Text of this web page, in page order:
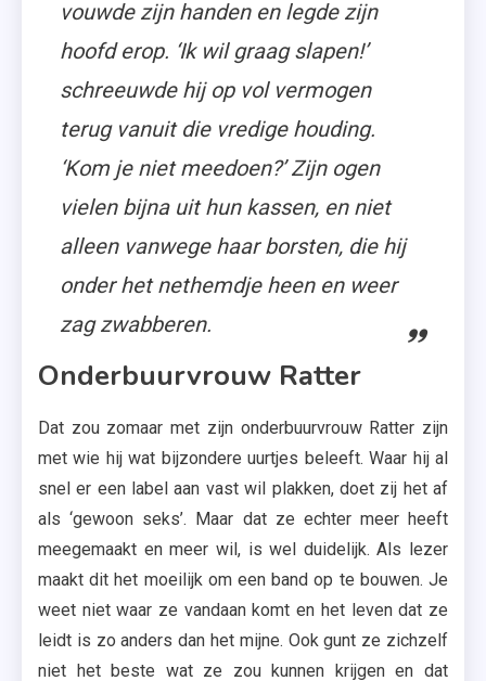
vouwde zijn handen en legde zijn
hoofd erop. ‘Ik wil graag slapen!’
schreeuwde hij op vol vermogen
terug vanuit die vredige houding.
‘Kom je niet meedoen?’ Zijn ogen
vielen bijna uit hun kassen, en niet
alleen vanwege haar borsten, die hij
onder het nethemdje heen en weer
zag zwabberen.
Onderbuurvrouw Ratter
Dat zou zomaar met zijn onderbuurvrouw Ratter zijn
met wie hij wat bijzondere uurtjes beleeft. Waar hij al
snel er een label aan vast wil plakken, doet zij het af
als ‘gewoon seks’. Maar dat ze echter meer heeft
meegemaakt en meer wil, is wel duidelijk. Als lezer
maakt dit het moeilijk om een band op te bouwen. Je
weet niet waar ze vandaan komt en het leven dat ze
leidt is zo anders dan het mijne. Ook gunt ze zichzelf
niet het beste wat ze zou kunnen krijgen en dat